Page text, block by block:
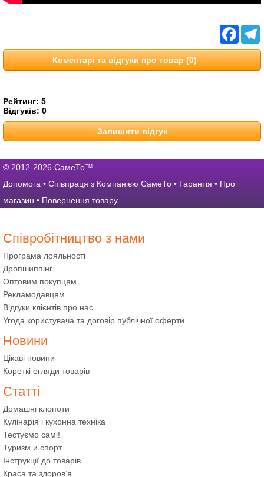
Коментарі та відгуки про товар (0)
Рейтинг: 5
Відгуків: 0
Залишити відгук
© 2012-2026 СамеТо™
Допомога • Співпраця з Компанією СамеТо • Гарантія • Про
магазин • Повернення товару
Співробітництво з нами
Програма лояльності
Дропшиппінг
Оптовим покупцям
Рекламодавцям
Відгуки клієнтів про нас
Угода користувача та договір публічної оферти
Новини
Цікаві новини
Короткі огляди товарів
Статті
Домашні клопоти
Кулінарія і кухонна техніка
Тестуємо самі!
Туризм и спорт
Інструкції до товарів
Краса та здоров’я